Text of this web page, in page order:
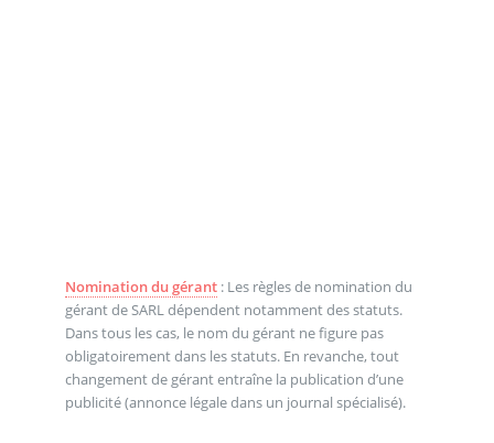
Nomination du gérant: Les règles de nomination du
gérant de SARL dépendent notamment des statuts.
Dans tous les cas, le nom du gérant ne figure pas
obligatoirement dans les statuts. En revanche, tout
changement de gérant entraîne la publication d’une
publicité (annonce légale dans un journal spécialisé).